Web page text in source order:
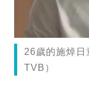
26歲的施焯日
TVB）